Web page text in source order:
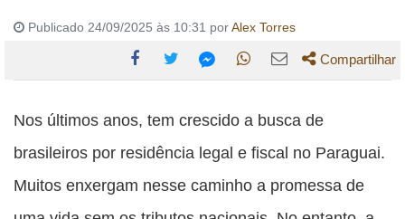
Publicado 24/09/2025 às 10:31 porAlex Torres
esta
publicação
esta
publicação
esta
publicação
esta
publicação
WhatsApp
esta
publicação
Compartilhar
Nos últimos anos, tem crescido a busca de
brasileiros por residência legal e fiscal no Paraguai.
Muitos enxergam nesse caminho a promessa de